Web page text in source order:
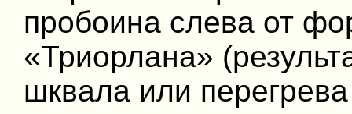
пробоина слева от
«Триорлана»
шквала или